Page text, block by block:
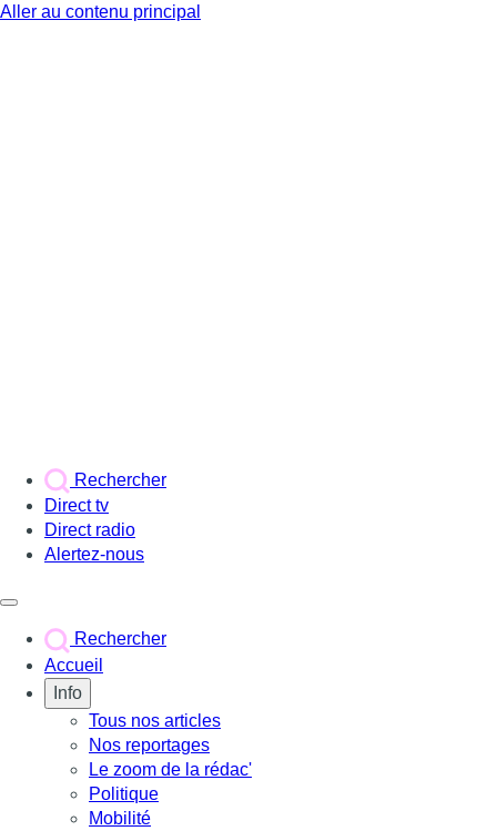
Aller au contenu principal
Rechercher
Direct tv
Direct radio
Alertez-nous
Rechercher
Accueil
Info
Tous nos articles
Nos reportages
Le zoom de la rédac'
Politique
Mobilité